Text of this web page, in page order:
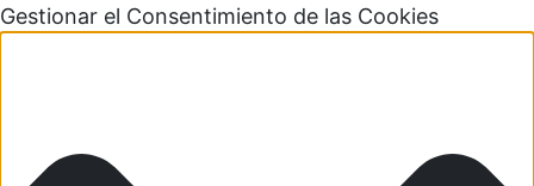
Gestionar el Consentimiento de las Cookies